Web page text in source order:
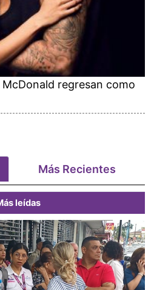
McDonald regresan como
Más Recientes
leídas